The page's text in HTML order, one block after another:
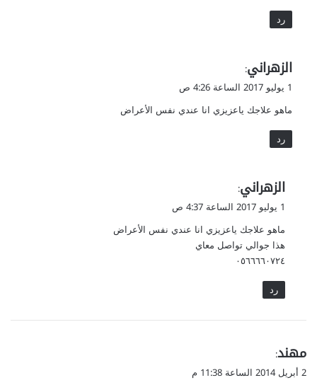
رد
ي
ق
ل
الزهراني:
1 يوليو 2017 الساعة 4:26 ص
ماهو علاجك ياعزيزي انا عندي نفس الأعراض
رد
ي
ق
ل
الزهراني:
1 يوليو 2017 الساعة 4:37 ص
ماهو علاجك ياعزيزي انا عندي نفس الأعراض
هذا جوالي تواصل معاي
٠٥٦٦٦٦٠٧٢٤
رد
ي
ق
مهند:
2 أبريل 2014 الساعة 11:38 م